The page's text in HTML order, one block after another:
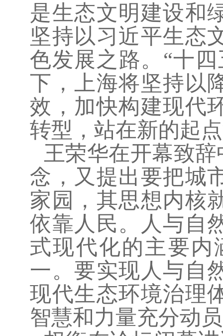
是生态文明建设和
坚持以习近平生态
色发展之路。“十
下，上海将坚持以
效，加快构建现代
转型，站在新的起
王荣华在开幕致
念，又提出要把城
家园，其思想内核
依靠人民。人与自
式现代化的主要内
一。要实现人与自
现代生态环境治理
智慧和力量充分动